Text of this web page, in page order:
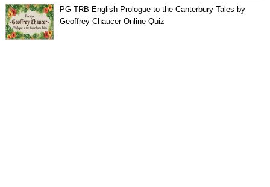
PG TRB English Prologue to the Canterbury Tales by
Geoffrey Chaucer Online Quiz